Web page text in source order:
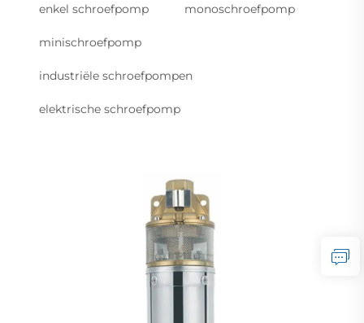
enkel schroefpomp monoschroefpomp
minischroefpomp
industriële schroefpompen
elektrische schroefpomp